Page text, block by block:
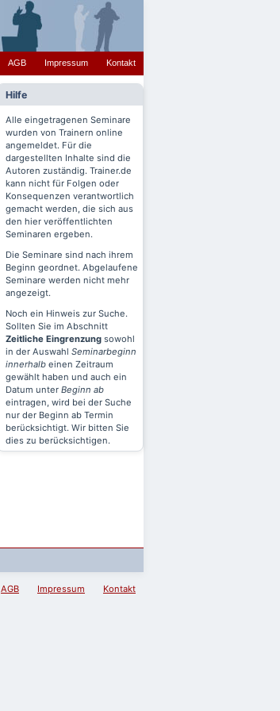
AGB Impressum Kontakt
Hilfe
Alle eingetragenen Seminare
wurden von Trainern online
angemeldet. Für die
dargestellten Inhalte sind die
Autoren zuständig. Trainer.de
kann nicht für Folgen oder
Konsequenzen verantwortlich
gemacht werden, die sich aus
den hier veröffentlichten
Seminaren ergeben.
Die Seminare sind nach ihrem
Beginn geordnet. Abgelaufene
Seminare werden nicht mehr
angezeigt.
Noch ein Hinweis zur Suche.
Sollten Sie im Abschnitt
Zeitliche Eingrenzung sowohl
in der Auswahl Seminarbeginn
innerhalb einen Zeitraum
gewählt haben und auch ein
Datum unter Beginn ab
eintragen, wird bei der Suche
nur der Beginn ab Termin
berücksichtigt. Wir bitten Sie
dies zu berücksichtigen.
AGB Impressum Kontakt